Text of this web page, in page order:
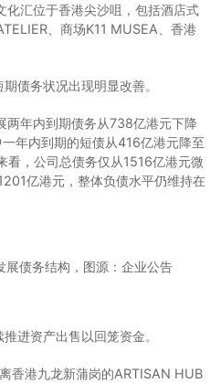
汇位于香港尖沙咀，包括酒店式
、商场K11 MUSEA、香港
债务状况出现明显改善。
年内到期债务从738亿港元下降
年内到期的短债从416亿港元降至
看，公司总债务仅从1516亿港元微
亿港元，整体负债水平仍维持在
展债务结构，图源：企业公告
进资产出售以回笼资金。
香港九龙新蒲岗的ARTISAN HUB